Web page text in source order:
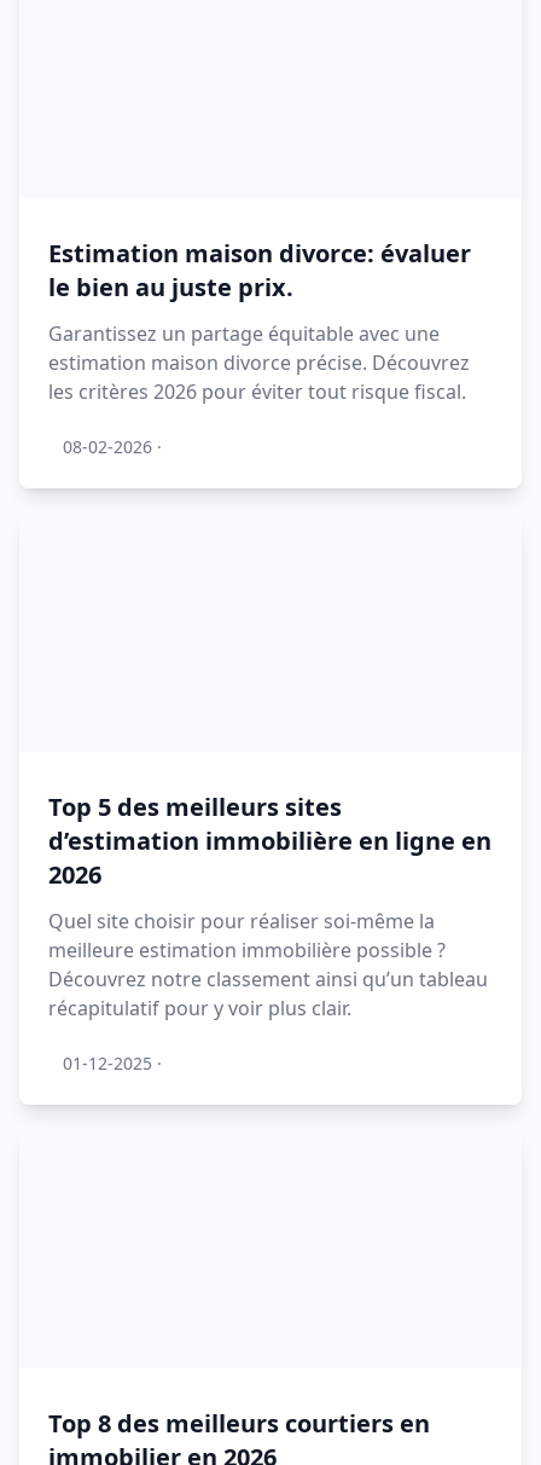
Estimation maison divorce: évaluer
le bien au juste prix.
Garantissez un partage équitable avec une
estimation maison divorce précise. Découvrez
les critères 2026 pour éviter tout risque fiscal.
08-02-2026 ·
Top 5 des meilleurs sites
d’estimation immobilière en ligne en
2026
Quel site choisir pour réaliser soi-même la
meilleure estimation immobilière possible ?
Découvrez notre classement ainsi qu’un tableau
récapitulatif pour y voir plus clair.
01-12-2025 ·
Top 8 des meilleurs courtiers en
immobilier en 2026